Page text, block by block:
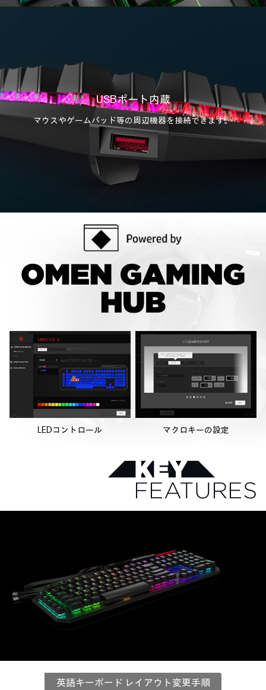
USBポート内蔵
マウスやゲームパッド等の周辺機器を接続できます。
LEDコントロール マクロキーの設定
英語キーボード レイアウト変更手順